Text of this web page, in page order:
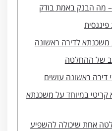
– מה הבנק באמת בודק
לדירה ראשונה
של ההחלטה
דירה ראשונה עושים
קריטי במיוחד על משכנתא
אחת שיכולה להשפיע